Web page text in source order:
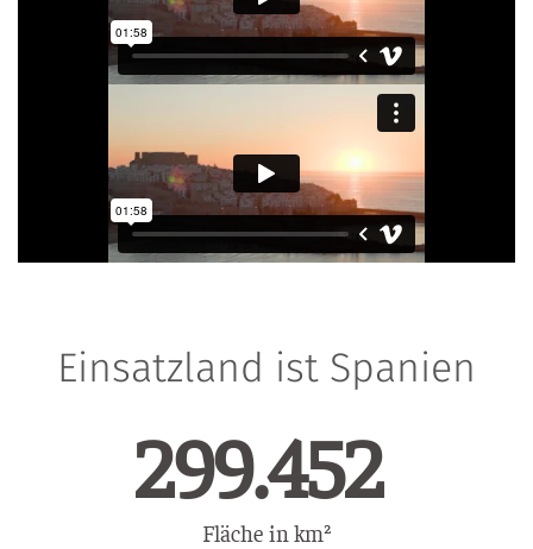
Einsatzland ist Spanien
Fläche in km²
423.482